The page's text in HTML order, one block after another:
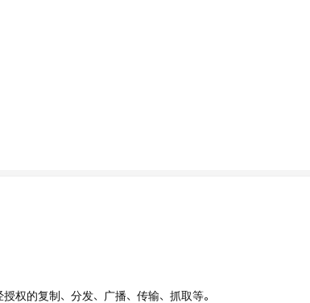
权的复制、分发、广播、传输、抓取等。